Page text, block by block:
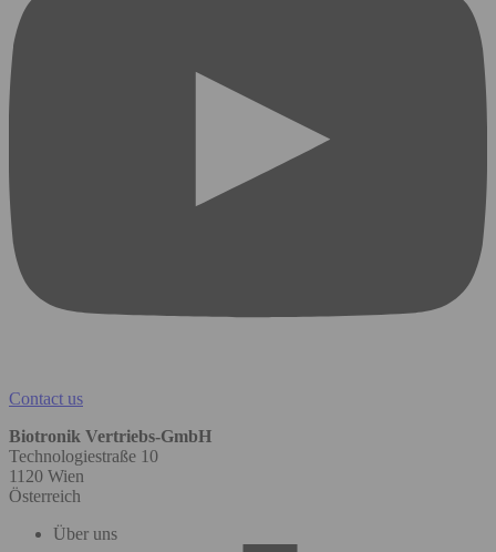
Contact us
Biotronik Vertriebs-GmbH
Technologiestraße 10
1120 Wien
Österreich
Über uns